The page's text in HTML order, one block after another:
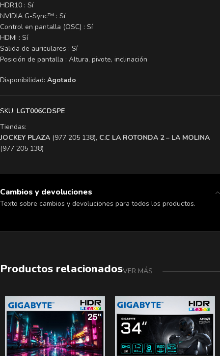
HDR10 : Sí
NVIDIA G-Sync™ : Sí
Control en pantalla (OSC) : Sí
HDMI : Sí
Salida de auriculares : Sí
Posición de pantalla : Altura, pivote, inclinación
Disponibilidad: Agotado
SKU: LGT006CDSPE
Tiendas:
​JOCKEY PLAZA (977 205 138), ​C.C LA ROTONDA 2 – LA MOLINA
(977 205 138)
Cambios y devoluciones
Texto sobre cambios y devoluciones para todos los productos.
Productos relacionadosVER MÁS